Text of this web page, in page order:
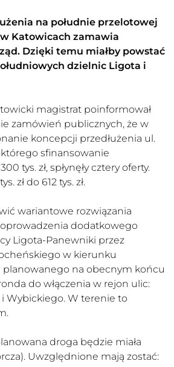
na południe przelotowej
Katowicach zamawia
Dzięki temu miałby powstać
dzielnic Ligota i
magistrat poinformował
zamówień publicznych, że w
koncepcji przedłużenia ul.
sfinansowanie
tys. zł, spłynęły cztery oferty.
zł do 612 tys. zł.
wariantowe rozwiązania
dodatkowego
Ligota-Panewniki przez
w kierunku
planowanego na obecnym końcu
do włączenia w rejon ulic:
i Wybickiego. W terenie to
droga będzie miała
Uwzględnione mają zostać: